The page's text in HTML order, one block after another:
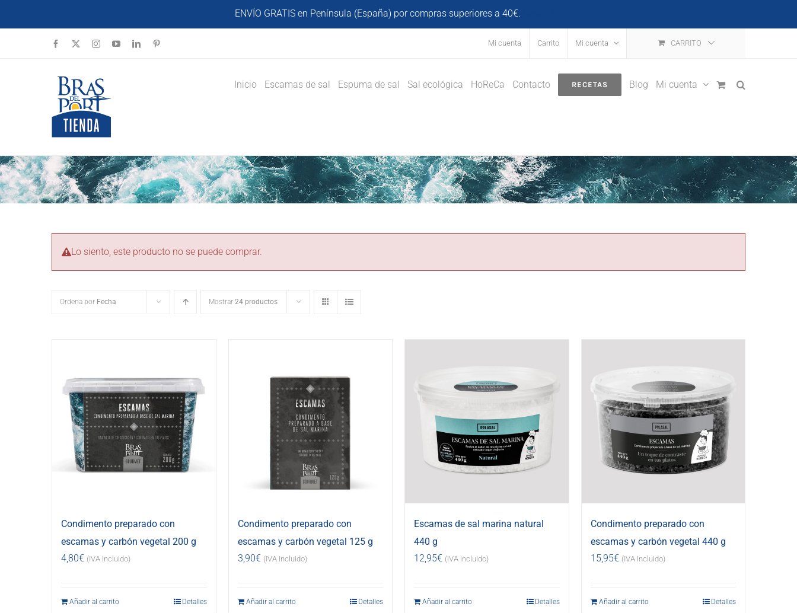
ENVÍO GRATIS en Península (España) por compras superiores a 40€.
Facebook InstagramYouTubeLinkedIn Mi cuenta Carrito Mi cuenta CARRITO
Inicio Escamas de sal Espuma de sal Sal ecológica HoReCa Contacto RECETAS Blog Mi cuenta
Lo siento, este producto no se puede comprar.
Ordena por Fecha Mostrar 24 productos
Condimento preparado con
escamas y carbón vegetal 200 g
4,80€ (IVA incluido)
Añadir al carrito Detalles
Condimento preparado con
escamas y carbón vegetal 125 g
3,90€ (IVA incluido)
Añadir al carrito Detalles
Escamas de sal marina natural
440 g
12,95€ (IVA incluido)
Añadir al carrito Detalles
Condimento preparado con
escamas y carbón vegetal 440 g
15,95€ (IVA incluido)
Añadir al carrito Detalles